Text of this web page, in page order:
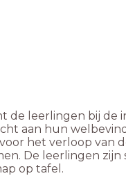
de leerlingen bij
aan hun
het verloop van
De leerlingen zijn
op tafel.